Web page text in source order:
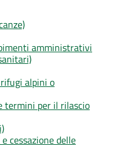
amministrativi
alpini o
termini per il rilascio
cessazione delle